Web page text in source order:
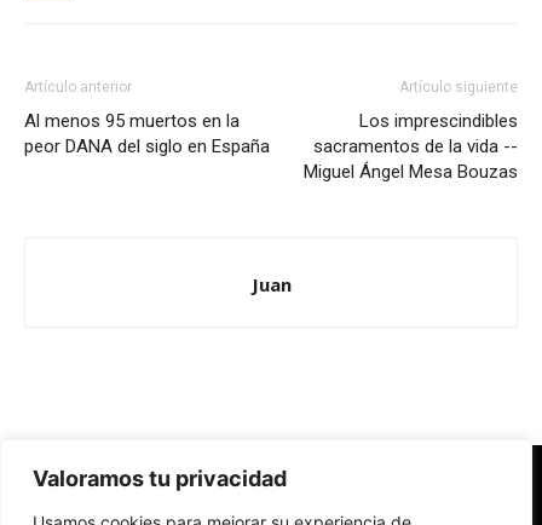
Valoramos tu privacidad
Artículo anterior
Al menos 95 muertos en la
peor DANA del siglo en España
Artículo siguiente
Los imprescindibles
sacramentos de la vida --
Miguel Ángel Mesa Bouzas
Juan
Redes Cristianas